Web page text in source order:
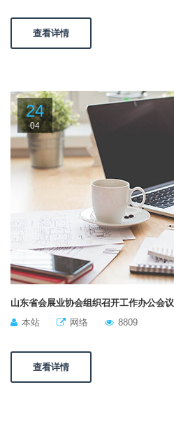
查看详情
24
04
山东省会展业协会组织召开工作办公会议
本站
网络 8809
查看详情